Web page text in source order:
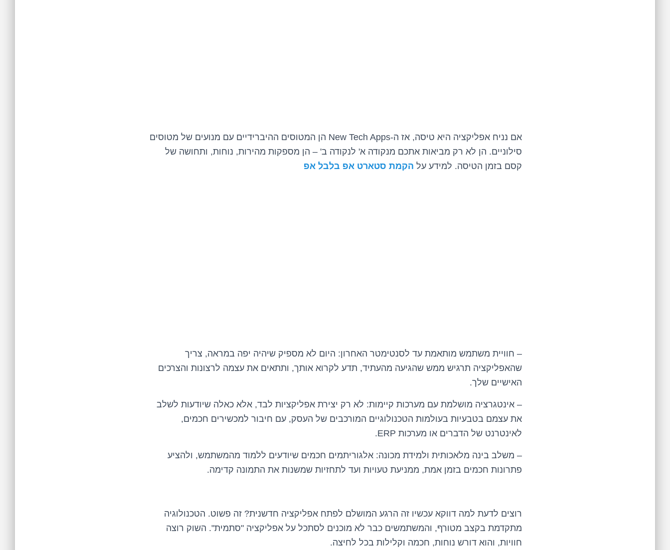
אם נניח אפליקציה היא טיסה, אז ה-New Tech Apps הן המטוסים ההיברידיים עם מנועים של מטוסים
סילוניים. הן לא רק מביאות אתכם מנקודה א' לנקודה ב' – הן מספקות מהירות, נוחות, ותחושה של
קסם בזמן הטיסה. למידע על הקמת סטארט אפ בלבל אפ
– חוויית משתמש מותאמת עד לסנטימטר האחרון: היום לא מספיק שיהיה יפה במראה, צריך
שהאפליקציה תרגיש ממש שהגיעה מהעתיד, תדע לקרוא אותך, ותתאים את עצמה לרצונות והצרכים
האישיים שלך.
– אינטגרציה מושלמת עם מערכות קיימות: לא רק יצירת אפליקציות לבד, אלא כאלה שיודעות לשלב
את עצמם בטבעיות בעולמות הטכנולוגיים המורכבים של העסק, עם חיבור למכשירים חכמים,
לאינטרנט של הדברים או מערכות ERP.
– משלב בינה מלאכותית ולמידת מכונה: אלגוריתמים חכמים שיודעים ללמוד מהמשתמש, ולהציע
פתרונות חכמים בזמן אמת, ממניעת טעויות ועד לתחזיות שמשנות את התמונה קדימה.
רוצים לדעת למה דווקא עכשיו זה הרגע המושלם לפתח אפליקציה חדשנית? זה פשוט. הטכנולוגיה
מתקדמת בקצב מטורף, והמשתמשים כבר לא מוכנים לסתכל על אפליקציה "סתמית". השוק רוצה
חוויות, והוא דורש נוחות, חכמה וקלילות בכל לחיצה.